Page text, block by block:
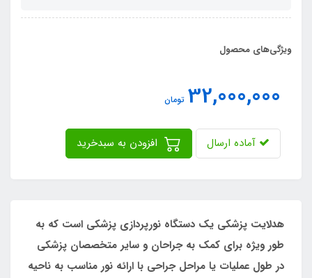
ویژگی‌های محصول
32,000,000 تومان
آماده ارسال
هدلایت پزشکی یک دستگاه نورپردازی پزشکی است که به
طور ویژه برای کمک به جراحان و سایر متخصصان پزشکی
در طول عملیات یا مراحل جراحی با ارائه نور مناسب به ناحیه